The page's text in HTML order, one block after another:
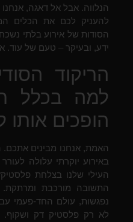
הנלווה. אבל אל דאגה,
להעניק לכם את הכלים
הסודות של אירוע בלתי
ידע, ובעיקר – טעם של עוד.
הריקוד
למה בכלל
הופכים אותו
האמת, אנחנו מבינים
באירוע יוקרתי עלולה
העילי שלנו בצלחת
התשובה מורכבת ומרתקת.
נפגשות, עולם החד-פעמי
לא רק פלסטיק דק ושקוף.